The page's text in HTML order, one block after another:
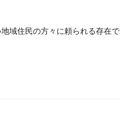
域住民の方々に頼られる存在